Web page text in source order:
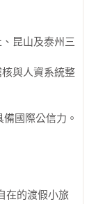
昆山及泰州三
與人資系統整
國際公信力。
在的渡假小旅